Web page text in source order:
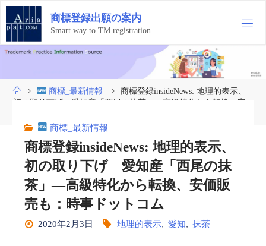
コ
テ
ン
ツ
ス
商標登録出願の案内
Smart way to TM registration
ホ
商標_最新情報
商標登録insideNews: 地理的表示、
初の取り下げ 愛知産「西尾の抹茶」―高級特化から転換、安
商標_最新情報
商標登録insideNews: 地理的表示、
初の取り下げ 愛知産「西尾の抹
茶」―高級特化から転換、安価販
売も：時事ドットコム
2020年2月3日 地理的表示, 愛知, 抹茶